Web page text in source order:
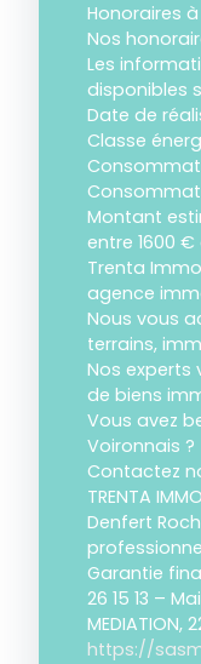
Honoraires
Nos
Les
disponibles
Date de
Classe
Montant
entre 1600 €
Trenta
agence
Nous vous
terrains,
Nos experts
de biens
Vous avez
Voironnais ?
Contactez
TRENTA
Denfert
Garantie
26 15 13 –
MEDIATION,
https://